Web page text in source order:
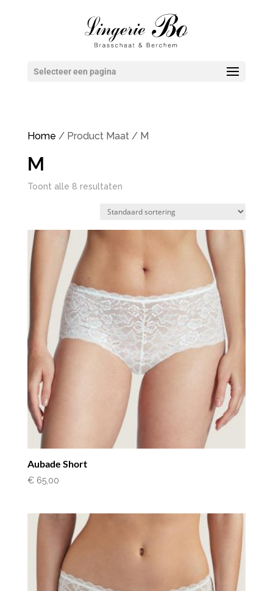
Selecteer een pagina
Home / Product Maat / M
M
Toont alle 8 resultaten
Aubade Short
€65,00